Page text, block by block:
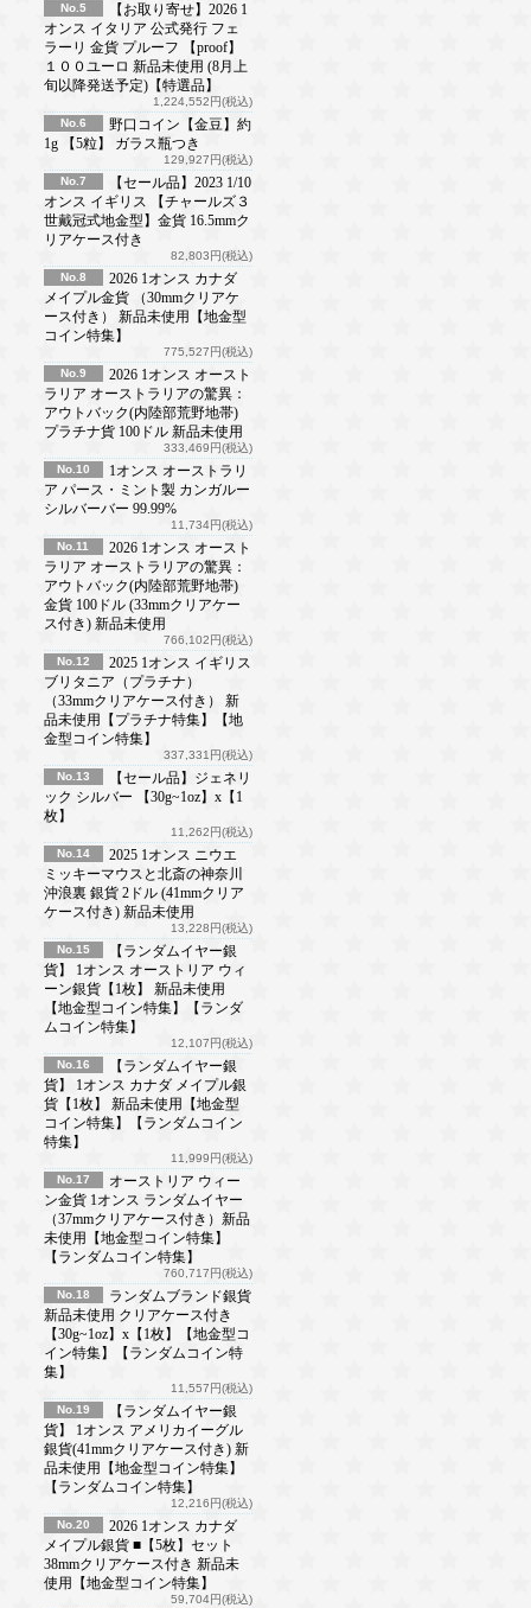
No.5
【お取り寄せ】2026 1
オンス イタリア 公式発行 フェ
ラーリ 金貨 プルーフ 【proof】
１００ユーロ 新品未使用 (8月上
旬以降発送予定)【特選品】
1,224,552円(税込)
No.6
野口コイン【金豆】約
1g 【5粒】 ガラス瓶つき
129,927円(税込)
No.7
【セール品】2023 1/10
オンス イギリス 【チャールズ３
世戴冠式地金型】金貨 16.5mmク
リアケース付き
82,803円(税込)
No.8
2026 1オンス カナダ
メイプル金貨 （30mmクリアケ
ース付き） 新品未使用【地金型
コイン特集】
775,527円(税込)
No.9
2026 1オンス オースト
ラリア オーストラリアの驚異：
アウトバック(内陸部荒野地帯)
プラチナ貨 100ドル 新品未使用
333,469円(税込)
No.10
1オンス オーストラリ
ア パース・ミント製 カンガルー
シルバーバー 99.99%
11,734円(税込)
No.11
2026 1オンス オースト
ラリア オーストラリアの驚異：
アウトバック(内陸部荒野地帯)
金貨 100ドル (33mmクリアケー
ス付き) 新品未使用
766,102円(税込)
No.12
2025 1オンス イギリス
ブリタニア（プラチナ）
（33mmクリアケース付き） 新
品未使用【プラチナ特集】【地
金型コイン特集】
337,331円(税込)
No.13
【セール品】ジェネリ
ック シルバー 【30g~1oz】x【1
枚】
11,262円(税込)
No.14
2025 1オンス ニウエ
ミッキーマウスと北斎の神奈川
沖浪裏 銀貨 2ドル (41mmクリア
ケース付き) 新品未使用
13,228円(税込)
No.15
【ランダムイヤー銀
貨】 1オンス オーストリア ウィ
ーン銀貨【1枚】 新品未使用
【地金型コイン特集】【ランダ
ムコイン特集】
12,107円(税込)
No.16
【ランダムイヤー銀
貨】 1オンス カナダ メイプル銀
貨【1枚】 新品未使用【地金型
コイン特集】【ランダムコイン
特集】
11,999円(税込)
No.17
オーストリア ウィー
ン金貨 1オンス ランダムイヤー
（37mmクリアケース付き）新品
未使用【地金型コイン特集】
【ランダムコイン特集】
760,717円(税込)
No.18
ランダムブランド銀貨
新品未使用 クリアケース付き
【30g~1oz】x【1枚】【地金型コ
イン特集】【ランダムコイン特
集】
11,557円(税込)
No.19
【ランダムイヤー銀
貨】 1オンス アメリカイーグル
銀貨(41mmクリアケース付き) 新
品未使用【地金型コイン特集】
【ランダムコイン特集】
12,216円(税込)
No.20
2026 1オンス カナダ
メイプル銀貨 ■【5枚】セット
38mmクリアケース付き 新品未
使用【地金型コイン特集】
59,704円(税込)